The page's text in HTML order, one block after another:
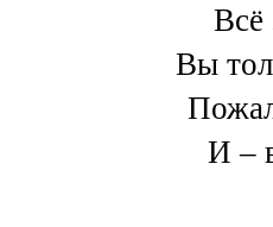
Всё
Вы
И –